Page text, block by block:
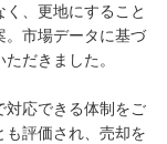
、更地にすること
。市場データに基づ
だきました。
対応できる体制をご
評価され、売却を